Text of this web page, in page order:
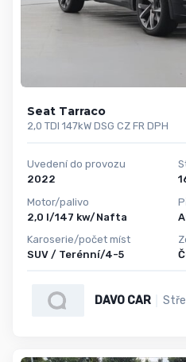
Seat Tarraco
2,0 TDI 147kW DSG CZ FR DPH
Uvedení do provozu
2022
Motor/palivo
2,0 l/147 kw/Nafta
Karoserie/počet míst
SUV / Terénní/4-5
DAVO CAR